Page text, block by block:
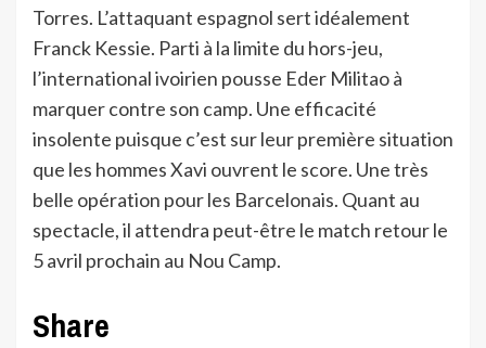
Torres. L’attaquant espagnol sert idéalement
Franck Kessie. Parti à la limite du hors-jeu,
l’international ivoirien pousse Eder Militao à
marquer contre son camp. Une efficacité
insolente puisque c’est sur leur première situation
que les hommes Xavi ouvrent le score. Une très
belle opération pour les Barcelonais. Quant au
spectacle, il attendra peut-être le match retour le
5 avril prochain au Nou Camp.
Share